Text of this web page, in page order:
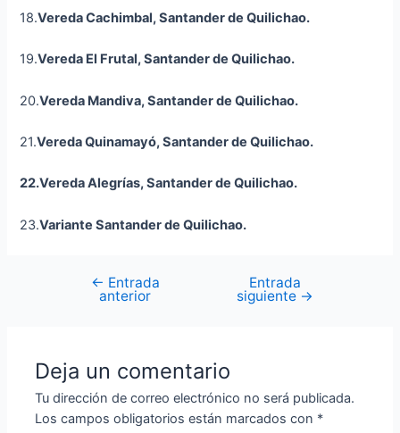
18.Vereda Cachimbal, Santander de Quilichao.
19.Vereda El Frutal, Santander de Quilichao.
20.Vereda Mandiva, Santander de Quilichao.
21.Vereda Quinamayó, Santander de Quilichao.
22.Vereda Alegrías, Santander de Quilichao.
23.Variante Santander de Quilichao.
← Entrada
anterior
Entrada
siguiente →
Deja un comentario
Tu dirección de correo electrónico no será publicada.
Los campos obligatorios están marcados con *